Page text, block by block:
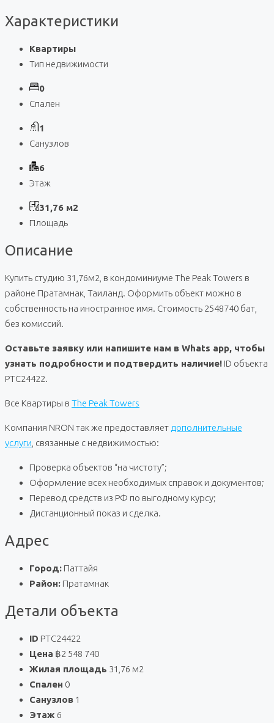
Характеристики
Квартиры
Тип недвижимости
0
Спален
1
Санузлов
6
Этаж
31,76 м2
Площадь
Описание
Купить студию 31,76м2, в кондоминиуме The Peak Towers в
районе Пратамнак, Таиланд. Оформить объект можно в
собственность на иностранное имя. Стоимость 2548740 бат,
без комиссий.
Оставьте заявку или напишите нам в Whats app, чтобы
узнать подробности и подтвердить наличие! ID объекта
PTC24422.
Все Квартиры в The Peak Towers
Компания NRON так же предоставляет дополнительные
услуги , связанные с недвижимостью:
Проверка объектов “на чистоту”;
Оформление всех необходимых справок и документов;
Перевод средств из РФ по выгодному курсу;
Дистанционный показ и сделка.
Адрес
Город: Паттайя
Район: Пратамнак
Детали объекта
ID PTC24422
Цена ฿2 548 740
Жилая площадь 31,76 м2
Спален 0
Санузлов 1
Этаж 6